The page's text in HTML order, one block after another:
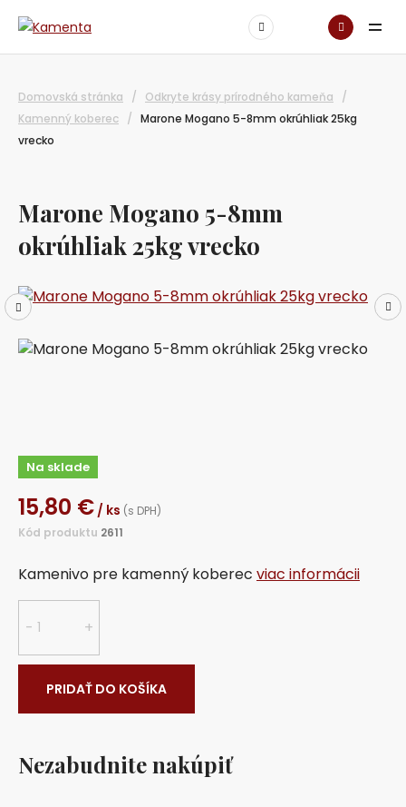
Domovská stránka / Odkryte krásy prírodného kameňa /
Kamenný koberec / Marone Mogano 5-8mm okrúhliak 25kg
vrecko
Marone Mogano 5-8mm
okrúhliak 25kg vrecko
Na sklade
15,80 € / ks (s DPH)
Kód produktu 2611
Kamenivo pre kamenný koberec viac informácii
Marone
Mogano
8mm
okrúhliak
vrecko
+
-
PRIDAŤ DO KOŠÍKA
Nezabudnite nakúpiť